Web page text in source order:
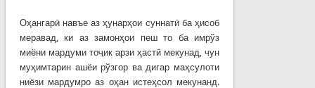
Оҳангарӣ навъе аз ҳунарҳои суннатӣ ба ҳисоб
меравад, ки аз замонҳои пеш то ба имрўз
миёни мардуми тоҷик арзи ҳастӣ мекунад, чун
муҳимтарин ашёи рўзгор ва дигар маҳсулоти
ниёзи мардумро аз оҳан истеҳсол мекунанд.